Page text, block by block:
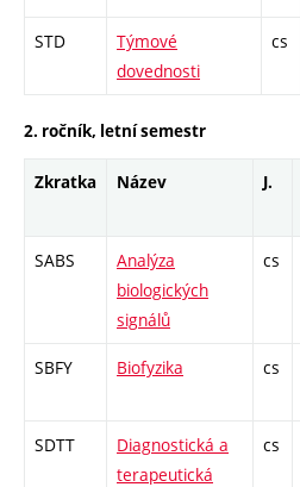
STD
Týmové
dovednosti
cs
2. ročník, letní semestr
Zkratka Název J.
SABS
Analýza
biologických
signálů
cs
SBFY Biofyzika cs
SDTT
Diagnostická a
terapeutická
cs